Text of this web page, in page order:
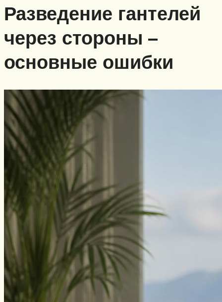
Разведение гантелей
через стороны –
основные ошибки